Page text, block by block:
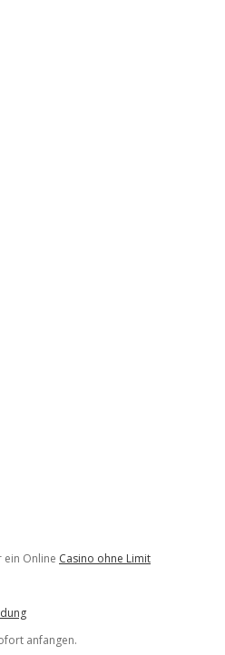
ein Online Casino ohne Limit
anfangen.